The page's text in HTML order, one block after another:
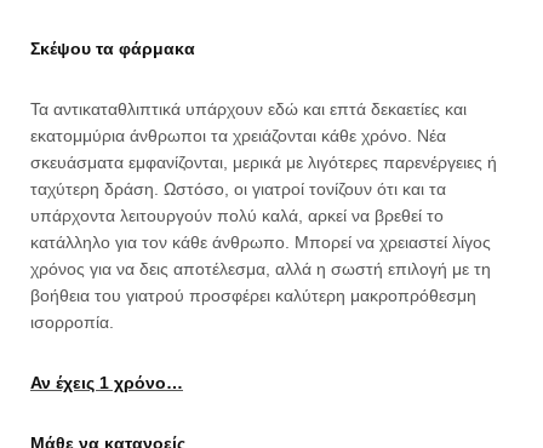
Σκέψου τα φάρμακα
Τα αντικαταθλιπτικά υπάρχουν εδώ και επτά δεκαετίες και
εκατομμύρια άνθρωποι τα χρειάζονται κάθε χρόνο. Νέα
σκευάσματα εμφανίζονται, μερικά με λιγότερες παρενέργειες ή
ταχύτερη δράση. Ωστόσο, οι γιατροί τονίζουν ότι και τα
υπάρχοντα λειτουργούν πολύ καλά, αρκεί να βρεθεί το
κατάλληλο για τον κάθε άνθρωπο. Μπορεί να χρειαστεί λίγος
χρόνος για να δεις αποτέλεσμα, αλλά η σωστή επιλογή με τη
βοήθεια του γιατρού προσφέρει καλύτερη μακροπρόθεσμη
ισορροπία.
Αν έχεις 1 χρόνο…
Μάθε να κατανοείς